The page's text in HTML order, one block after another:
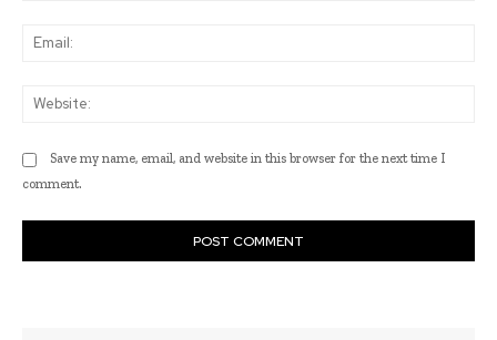
Save my name, email, and website in this browser for the next time I
comment.